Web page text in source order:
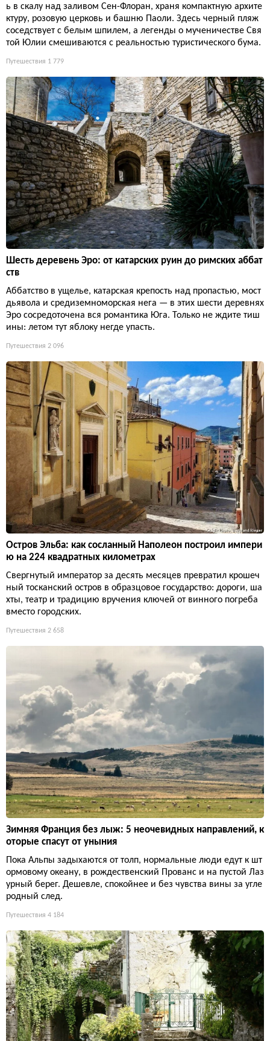
ь в скалу над заливом Сен-Флоран, храня компактную архите
ктуру, розовую церковь и башню Паоли. Здесь черный пляж
соседствует с белым шпилем, а легенды о мученичестве Свя
той Юлии смешиваются с реальностью туристического бума.
Путешествия 1 779
Шесть деревень Эро: от катарских руин до римских аббат
ств
Аббатство в ущелье, катарская крепость над пропастью, мост
дьявола и средиземноморская нега — в этих шести деревнях
Эро сосредоточена вся романтика Юга. Только не ждите тиш
ины: летом тут яблоку негде упасть.
Путешествия 2 096
Остров Эльба: как сосланный Наполеон построил импери
ю на 224 квадратных километрах
Свергнутый император за десять месяцев превратил крошеч
ный тосканский остров в образцовое государство: дороги, ша
хты, театр и традицию вручения ключей от винного погреба
вместо городских.
Путешествия 2 658
Зимняя Франция без лыж: 5 неочевидных направлений, к
оторые спасут от уныния
Пока Альпы задыхаются от толп, нормальные люди едут к шт
ормовому океану, в рождественский Прованс и на пустой Лаз
урный берег. Дешевле, спокойнее и без чувства вины за угле
родный след.
Путешествия 4 184